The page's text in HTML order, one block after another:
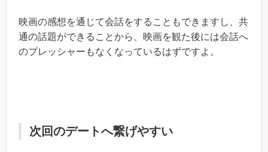
映画の感想を通じて会話をすることもできますし、共
通の話題ができることから、映画を観た後には会話へ
のプレッシャーもなくなっているはずですよ。
次回のデートへ繋げやすい